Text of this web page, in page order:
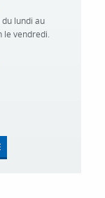
lundi au
vendredi.